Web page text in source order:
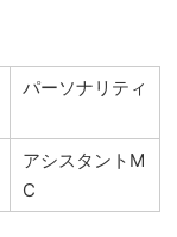
パーソナリティ
アシスタントM
C